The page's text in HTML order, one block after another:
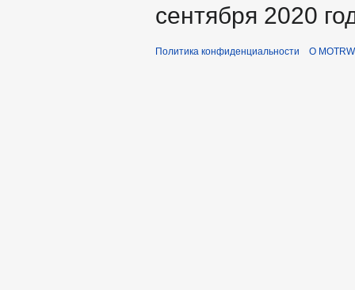
сентября 2020
Политика конфиденциальности О